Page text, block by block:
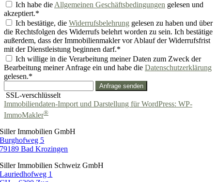
Ich habe die Allgemeinen Geschäftsbedingungen gelesen und
akzeptiert.*
Ich bestätige, die Widerrufsbelehrung gelesen zu haben und über
die Rechtsfolgen des Widerrufs belehrt worden zu sein. Ich bestätige
außerdem, dass der Immobilienmakler vor Ablauf der Widerrufsfrist
mit der Dienstleistung beginnen darf.*
Ich willige in die Verarbeitung meiner Daten zum Zweck der
Bearbeitung meiner Anfrage ein und habe die Datenschutzerklärung
gelesen.*
Anfrage senden
SSL-verschlüsselt
Immobiliendaten-Import und Darstellung für WordPress: WP-
ImmoMakler®
Siller Immobilien GmbH
Burghofweg 5
79189 Bad Krozingen
Siller Immobilien Schweiz GmbH
Lauriedhofweg 1